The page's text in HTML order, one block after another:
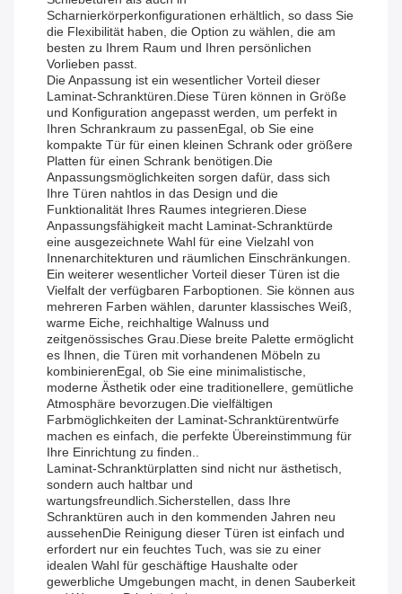
Scharnierkörperkonfigurationen erhältlich, so dass Sie
die Flexibilität haben, die Option zu wählen, die am
besten zu Ihrem Raum und Ihren persönlichen
Vorlieben passt.
Die Anpassung ist ein wesentlicher Vorteil dieser
Laminat-Schranktüren.Diese Türen können in Größe
und Konfiguration angepasst werden, um perfekt in
Ihren Schrankraum zu passenEgal, ob Sie eine
kompakte Tür für einen kleinen Schrank oder größere
Platten für einen Schrank benötigen.Die
Anpassungsmöglichkeiten sorgen dafür, dass sich
Ihre Türen nahtlos in das Design und die
Funktionalität Ihres Raumes integrieren.Diese
Anpassungsfähigkeit macht Laminat-Schranktürde
eine ausgezeichnete Wahl für eine Vielzahl von
Innenarchitekturen und räumlichen Einschränkungen.
Ein weiterer wesentlicher Vorteil dieser Türen ist die
Vielfalt der verfügbaren Farboptionen. Sie können aus
mehreren Farben wählen, darunter klassisches Weiß,
warme Eiche, reichhaltige Walnuss und
zeitgenössisches Grau.Diese breite Palette ermöglicht
es Ihnen, die Türen mit vorhandenen Möbeln zu
kombinierenEgal, ob Sie eine minimalistische,
moderne Ästhetik oder eine traditionellere, gemütliche
Atmosphäre bevorzugen.Die vielfältigen
Farbmöglichkeiten der Laminat-Schranktürentwürfe
machen es einfach, die perfekte Übereinstimmung für
Ihre Einrichtung zu finden..
Laminat-Schranktürplatten sind nicht nur ästhetisch,
sondern auch haltbar und
wartungsfreundlich.Sicherstellen, dass Ihre
Schranktüren auch in den kommenden Jahren neu
aussehenDie Reinigung dieser Türen ist einfach und
erfordert nur ein feuchtes Tuch, was sie zu einer
idealen Wahl für geschäftige Haushalte oder
gewerbliche Umgebungen macht, in denen Sauberkeit